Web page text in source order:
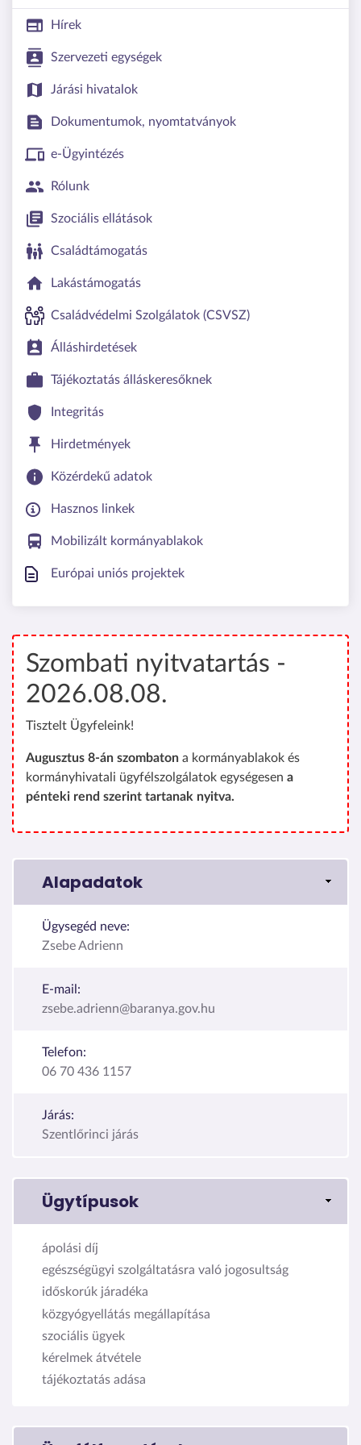
Hírek
Szervezeti egységek
Járási hivatalok
Dokumentumok, nyomtatványok
e-Ügyintézés
Rólunk
Szociális ellátások
Családtámogatás
Lakástámogatás
Családvédelmi Szolgálatok (CSVSZ)
Álláshirdetések
Tájékoztatás álláskeresőknek
Integritás
Hirdetmények
Közérdekű adatok
Hasznos linkek
Mobilizált kormányablakok
Európai uniós projektek
Szombati nyitvatartás -
2026.08.08.
Tisztelt Ügyfeleink!
Augusztus 8-án szombaton a kormányablakok és
kormányhivatali ügyfélszolgálatok egységesen a
pénteki rend szerint tartanak nyitva.
Alapadatok
Ügysegéd neve:
Zsebe Adrienn
E-mail:
zsebe.adrienn@baranya.gov.hu
Telefon:
06 70 436 1157
Járás:
Szentlőrinci járás
Ügytípusok
ápolási díj
egészségügyi szolgáltatásra való jogosultság
időskorúk járadéka
közgyógyellátás megállapítása
szociális ügyek
kérelmek átvétele
tájékoztatás adása